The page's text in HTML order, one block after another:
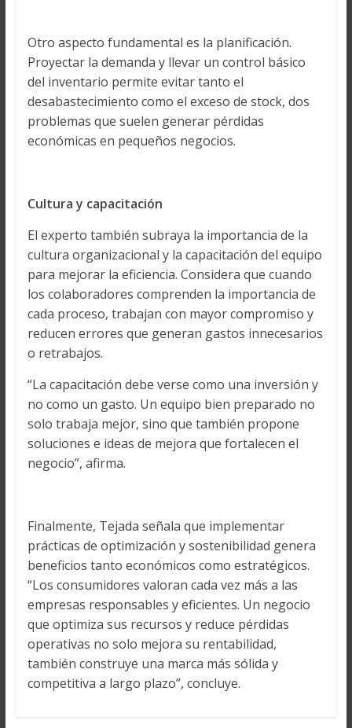
Otro aspecto fundamental es la planificación.
Proyectar la demanda y llevar un control básico
del inventario permite evitar tanto el
desabastecimiento como el exceso de stock, dos
problemas que suelen generar pérdidas
económicas en pequeños negocios.
Cultura y capacitación
El experto también subraya la importancia de la
cultura organizacional y la capacitación del equipo
para mejorar la eficiencia. Considera que cuando
los colaboradores comprenden la importancia de
cada proceso, trabajan con mayor compromiso y
reducen errores que generan gastos innecesarios
o retrabajos.
“La capacitación debe verse como una inversión y
no como un gasto. Un equipo bien preparado no
solo trabaja mejor, sino que también propone
soluciones e ideas de mejora que fortalecen el
negocio”, afirma.
Finalmente, Tejada señala que implementar
prácticas de optimización y sostenibilidad genera
beneficios tanto económicos como estratégicos.
“Los consumidores valoran cada vez más a las
empresas responsables y eficientes. Un negocio
que optimiza sus recursos y reduce pérdidas
operativas no solo mejora su rentabilidad,
también construye una marca más sólida y
competitiva a largo plazo”, concluye.